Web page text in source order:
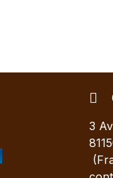
3